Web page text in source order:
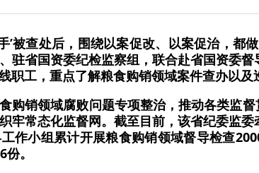
’被查处后，围绕以案促改、以案促治，都
驻省国资委纪检监察组，联合赴省国资委
职工，重点了解粮食购销领域案件查办以及
购销领域腐败问题专项整治，推动各类监督
牢常态化监督网。截至目前，该省纪委监
作小组累计开展粮食购销领域督导检查
。